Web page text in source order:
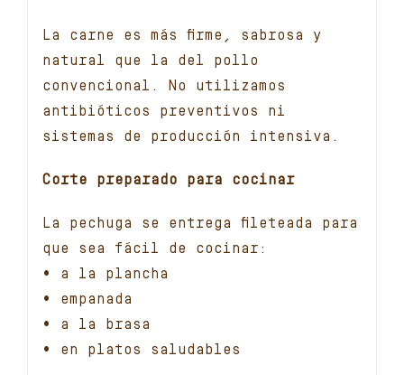
La carne es más firme, sabrosa y
natural que la del pollo
convencional. No utilizamos
antibióticos preventivos ni
sistemas de producción intensiva.
Corte preparado para cocinar
La pechuga se entrega fileteada para
que sea fácil de cocinar:
• a la plancha
• empanada
• a la brasa
• en platos saludables